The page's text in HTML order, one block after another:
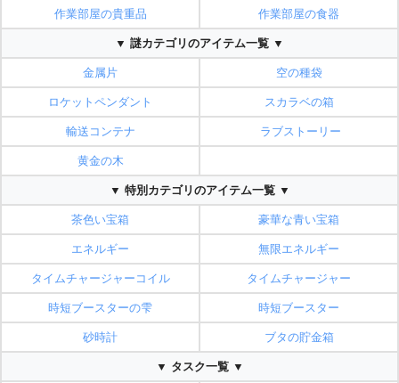
作業部屋の貴重品 作業部屋の食器
▼ 謎カテゴリのアイテム一覧 ▼
金属片 空の種袋
ロケットペンダント スカラベの箱
輸送コンテナ ラブストーリー
黄金の木
▼ 特別カテゴリのアイテム一覧 ▼
茶色い宝箱 豪華な青い宝箱
エネルギー 無限エネルギー
タイムチャージャーコイル タイムチャージャー
時短ブースターの雫 時短ブースター
砂時計 ブタの貯金箱
▼ タスク一覧 ▼